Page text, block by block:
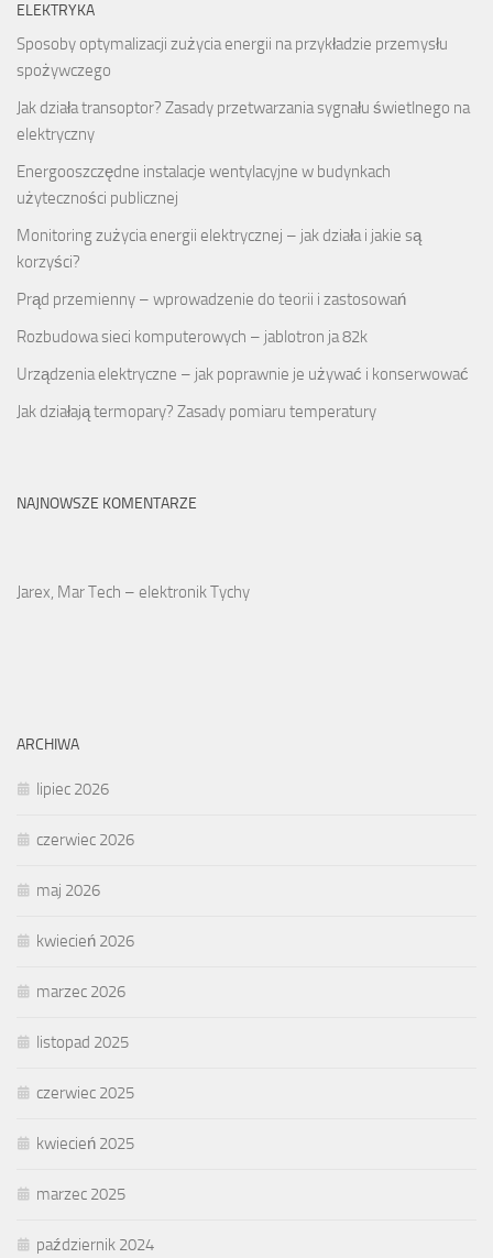
ELEKTRYKA
Sposoby optymalizacji zużycia energii na przykładzie przemysłu
spożywczego
Jak działa transoptor? Zasady przetwarzania sygnału świetlnego na
elektryczny
Energooszczędne instalacje wentylacyjne w budynkach
użyteczności publicznej
Monitoring zużycia energii elektrycznej – jak działa i jakie są
korzyści?
Prąd przemienny – wprowadzenie do teorii i zastosowań
Rozbudowa sieci komputerowych – jablotron ja 82k
Urządzenia elektryczne – jak poprawnie je używać i konserwować
Jak działają termopary? Zasady pomiaru temperatury
NAJNOWSZE KOMENTARZE
Jarex, Mar Tech – elektronik Tychy
ARCHIWA
lipiec 2026
czerwiec 2026
maj 2026
kwiecień 2026
marzec 2026
listopad 2025
czerwiec 2025
kwiecień 2025
marzec 2025
październik 2024